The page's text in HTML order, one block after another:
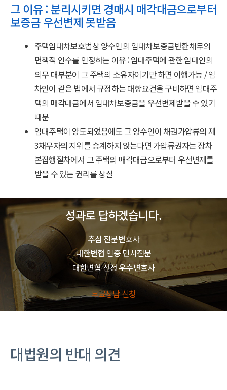
그 이유 : 분리시키면 경매시 매각대금으로부터
보증금 우선변제 못받음
주택임대차보호법상 양수인의 임대차보증금반환채무의
면책적 인수를 인정하는 이유 : 임대주택에 관한 임대인의
의무 대부분이 그 주택의 소유자이기만 하면 이행가능 / 임
차인이 같은 법에서 규정하는 대항요건을 구비하면 임대주
택의 매각대금에서 임대차보증금을 우선변제받을 수 있기
때문
임대주택이 양도되었음에도 그 양수인이 채권가압류의 제
3채무자의 지위를 승계하지 않는다면 가압류권자는 장차
본집행절차에서 그 주택의 매각대금으로부터 우선변제를
받을 수 있는 권리를 상실
성과로 답하겠습니다.
추심 전문변호사
대한변협 인증 민사전문
대한변협 선정 우수변호사
무료상담 신청
대법원의 반대 의견